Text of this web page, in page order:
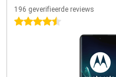
196 geverifieerde reviews
4.5 sterren